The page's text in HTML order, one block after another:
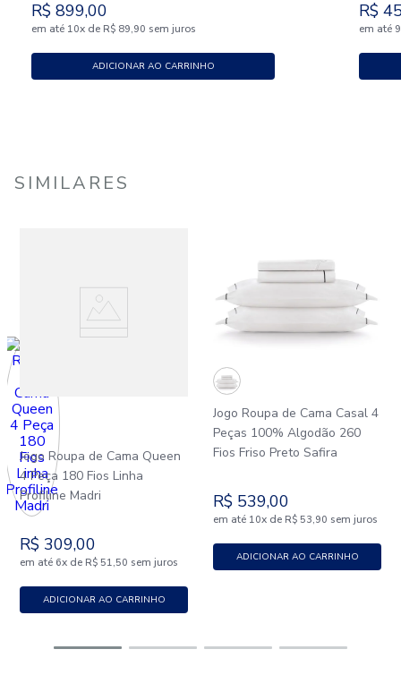
R$ 899,00
em até 10x de R$ 89,90 sem juros
ADICIONAR AO CARRINHO
R$
em até 9
SIMILARES
Jogo Roupa de Cama Queen
4 Peça 180 Fios Linha
Profiline Madri
R$ 309,00
em até 6x de R$ 51,50 sem juros
ADICIONAR AO CARRINHO
Jogo Roupa de Cama Casal 4
Peças 100% Algodão 260
Fios Friso Preto Safira
R$ 539,00
em até 10x de R$ 53,90 sem juros
ADICIONAR AO CARRINHO